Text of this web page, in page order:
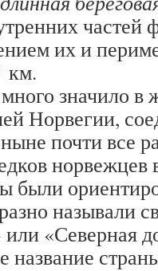
частей
их и
км.
значило в
Норвегии,
почти все
норвежцев
были
называли
«Северная
название